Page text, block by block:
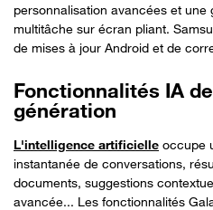
personnalisation avancées et une
multitâche sur écran pliant.
de mises à jour Android et de
Fonctionnalités IA
génération
L'intelligence artificielle occupe
instantanée de conversations,
documents, suggestions
avancée... Les fonctionnalités